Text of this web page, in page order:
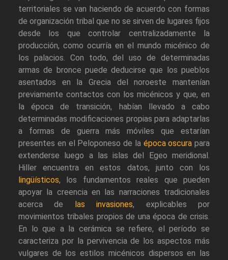
territoriales se van haciendo de acuerdo con formas
de organización tribal que no se sirven de lugares fijos
desde los que controlar centralizadamente la
producción, como ocurría en el mundo micénico de
los palacios. Con todo, del uso de determinadas
armas de bronce puede deducirse que los pueblos
asentados en la Grecia del noroeste mantenían
previamente contactos con los micénicos y que, en
la época de transición, habían llevado a cabo
determinadas modificaciones propias para adaptarlas
a formas de guerra más móviles que estarían
presentes en el Peloponeso de la época oscura para
extenderse luego a las islas del Egeo meridional.
Hiller encuentra en estos datos, junto con los
lingüísticos, los fundamentos reales que pueden
apoyar la creencia en las narraciones tradicionales
acerca de
las invasiones, explicables por
movimientos tribales propios de una época de crisis.
En lo que a la cerámica se refiere, el período se
caracteriza por la pervivencia de los aspectos más
vulgares de los estilos micénicos dispersos en las